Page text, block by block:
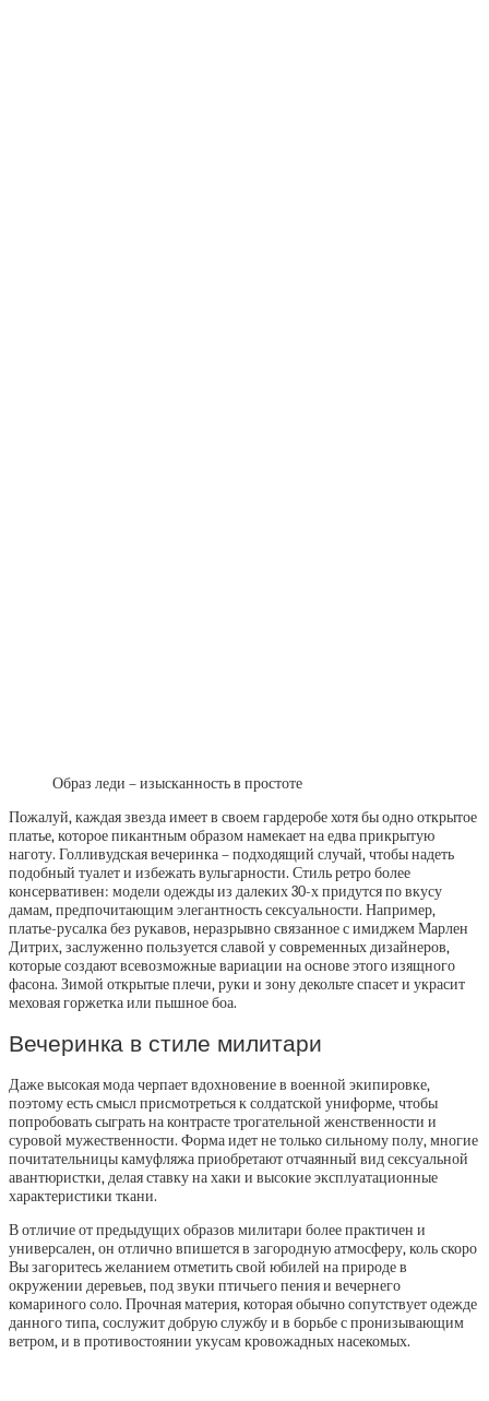
Образ леди – изысканность в простоте
Пожалуй, каждая звезда имеет в своем гардеробе хотя бы одно открытое
платье, которое пикантным образом намекает на едва прикрытую
наготу. Голливудская вечеринка – подходящий случай, чтобы надеть
подобный туалет и избежать вульгарности. Стиль ретро более
консервативен: модели одежды из далеких 30-х придутся по вкусу
дамам, предпочитающим элегантность сексуальности. Например,
платье-русалка без рукавов, неразрывно связанное с имиджем Марлен
Дитрих, заслуженно пользуется славой у современных дизайнеров,
которые создают всевозможные вариации на основе этого изящного
фасона. Зимой открытые плечи, руки и зону декольте спасет и украсит
меховая горжетка или пышное боа.
Вечеринка в стиле милитари
Даже высокая мода черпает вдохновение в военной экипировке,
поэтому есть смысл присмотреться к солдатской униформе, чтобы
попробовать сыграть на контрасте трогательной женственности и
суровой мужественности. Форма идет не только сильному полу, многие
почитательницы камуфляжа приобретают отчаянный вид сексуальной
авантюристки, делая ставку на хаки и высокие эксплуатационные
характеристики ткани.
В отличие от предыдущих образов милитари более практичен и
универсален, он отлично впишется в загородную атмосферу, коль скоро
Вы загоритесь желанием отметить свой юбилей на природе в
окружении деревьев, под звуки птичьего пения и вечернего
комариного соло. Прочная материя, которая обычно сопутствует одежде
данного типа, сослужит добрую службу и в борьбе с пронизывающим
ветром, и в противостоянии укусам кровожадных насекомых.